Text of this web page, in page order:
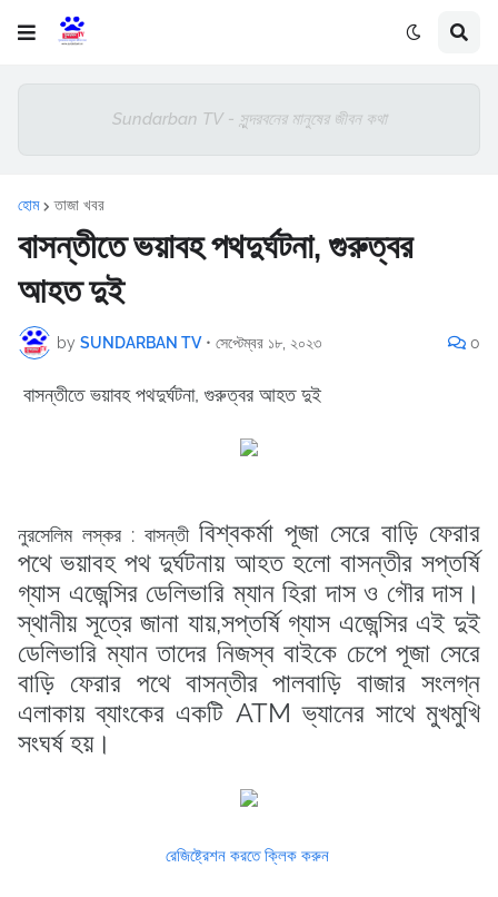
Sundarban TV - সুন্দরবনের মানুষের জীবন কথা
হোম তাজা খবর
বাসন্তীতে ভয়াবহ পথদুর্ঘটনা, গুরুত্বর
আহত দুই
by SUNDARBAN TV • সেপ্টেম্বর ১৮, ২০২৩ 0
বাসন্তীতে ভয়াবহ পথদুর্ঘটনা, গুরুত্বর আহত দুই
নুরসেলিম লস্কর : বাসন্তী বিশ্বকর্মা পূজা সেরে বাড়ি ফেরার
পথে ভয়াবহ পথ দুর্ঘটনায় আহত হলো বাসন্তীর সপ্তর্ষি
গ্যাস এজেন্সির ডেলিভারি ম্যান হিরা দাস ও গৌর দাস।
স্থানীয় সূত্রে জানা যায়,সপ্তর্ষি গ্যাস এজেন্সির এই দুই
ডেলিভারি ম্যান তাদের নিজস্ব বাইকে চেপে পূজা সেরে
বাড়ি ফেরার পথে বাসন্তীর পালবাড়ি বাজার সংলগ্ন
এলাকায় ব্যাংকের একটি ATM ভ্যানের সাথে মুখমুখি
সংঘর্ষ হয়।
রেজিষ্ট্রেশন করতে ক্লিক করুন